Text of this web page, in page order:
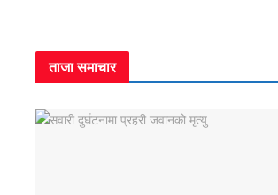
ताजा समाचार